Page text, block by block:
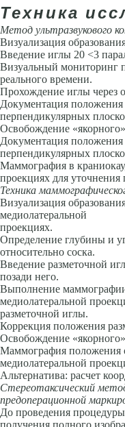
Техника
Метод ультразвукового
Визуализация
Введение иглы 20 <3
Визуальный мониторинг
реального вре­мени.
Прохождение иглы через
Документация
перпендикулярных
Освобождение
Документация
перпендикулярных
Маммография в
проекциях для
Техника
Визуализация
медиолатеральной
проекциях.
Определение глубины и
относи­тельно соска.
Введение разметочной
позади него.
Выполнение
медиолатеральной
разметочной иглы.
Коррекция положения
Освобождение
Маммография положения
медиолатераль­ной
Альтернатива: расчет
Стереотаксический
предопе­рационной
До проведения
получения полного